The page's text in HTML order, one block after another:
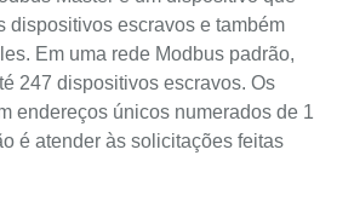
dispositivos escravos e também
Em uma rede Modbus padrão,
247 dispositivos escravos. Os
endereços únicos numerados de 1
é atender às solicitações feitas